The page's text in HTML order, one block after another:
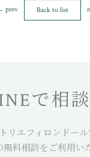
prev Back to list
で相
リエフィロンドール
無料相談をご利用い